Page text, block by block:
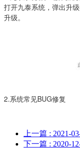
打开九泰系统 ， 弹出升级
升级。
2.系统常 见BUG修复
上一篇 : 2021-
下一篇 : 2020-